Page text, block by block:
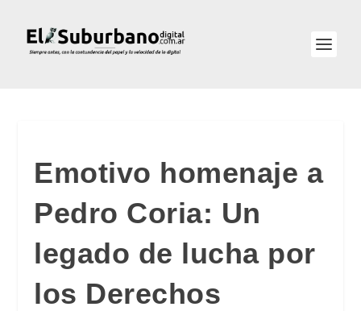
Emotivo homenaje a
Pedro Coria: Un
legado de lucha por
los Derechos